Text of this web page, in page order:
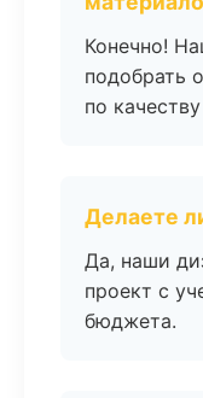
Конечно!
подобрать
по
Делаете
Да, наши
проект с
бюджета.